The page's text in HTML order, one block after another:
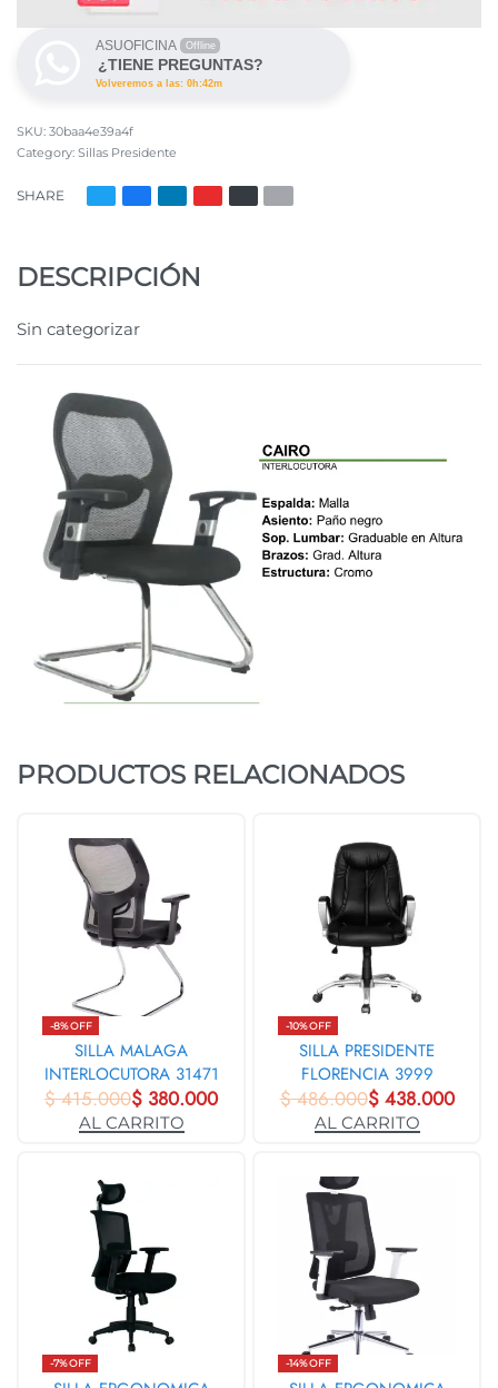
ASUOFICINA Offline
¿TIENE PREGUNTAS?
Volveremos a las: 0h:42m
30baa4e39a4f
Category: Sillas Presidente
SHARE
DESCRIPCIÓN
Sin categorizar
PRODUCTOS RELACIONADOS
-8% OFF
SILLA MALAGA
INTERLOCUTORA 31471
$415.000$ 380.000
AL CARRITO
-10% OFF
SILLA PRESIDENTE
FLORENCIA 3999
$486.000$438.000
AL CARRITO
-7% OFF -14% OFF